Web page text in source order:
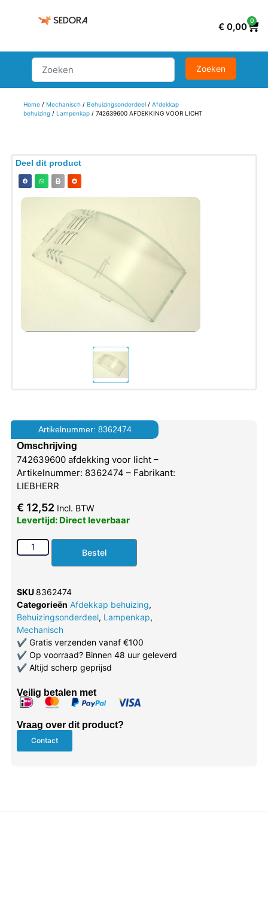
€ 0,00
0
Home/ Mechanisch/ Behuizingsonderdeel/ Afdekkap
behuizing/ Lampenkap/ 742639600 AFDEKKING VOOR LICHT
Deel dit product
Artikelnummer: 8362474
Omschrijving
742639600 afdekking voor licht –
Artikelnummer: 8362474 – Fabrikant:
LIEBHERR
€ 12,52 Incl. BTW
Levertijd: Direct leverbaar
Bestel
SKU 8362474
Categorieën Afdekkap behuizing,
Behuizingsonderdeel, Lampenkap,
Mechanisch
✔Gratis verzenden vanaf €100
✔Op voorraad? Binnen 48 uur geleverd
✔Altijd scherp geprijsd
Veilig betalen met
Vraag over dit product?
Contact